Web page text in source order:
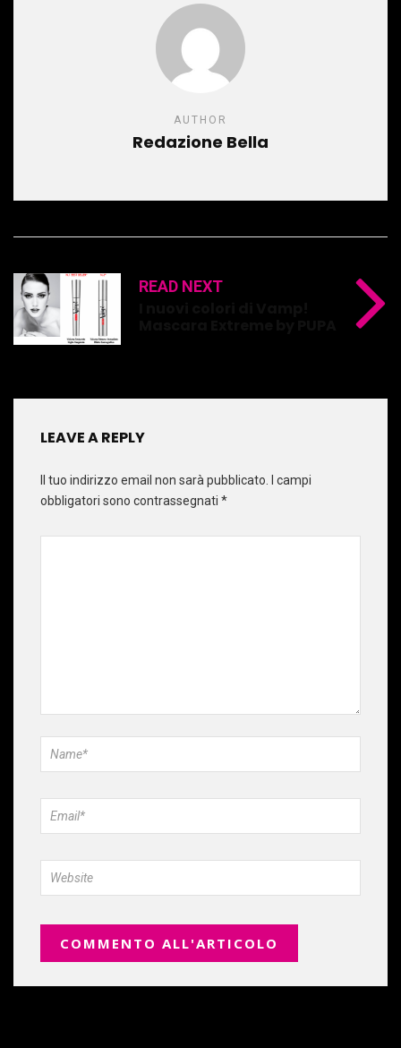
AUTHOR
Redazione Bella
READ NEXT
LEAVE A REPLY
Il tuo indirizzo email non sarà pubblicato.
I campi
obbligatori sono contrassegnati *